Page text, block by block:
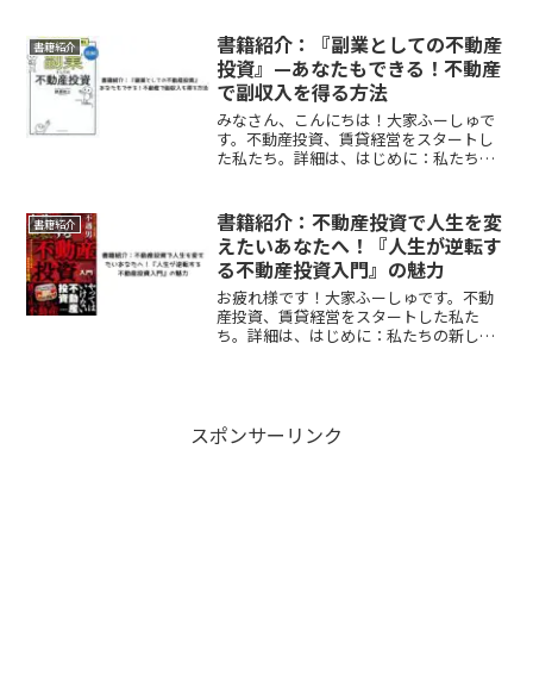
本からは本当にたくさんの学びを得るこ
とができます。しかも100...
書籍紹介
書籍紹介：『副業としての不動産
投資』—あなたもできる！不動産
で副収入を得る方法
みなさん、こんにちは！大家ふーしゅで
す。不動産投資、賃貸経営をスタートし
た私たち。詳細は、はじめに：私たちの
本からは本当にたくさんの学びを得るこ
とができます。しかも10...
書籍紹介
書籍紹介：不動産投資で人生を変
えたいあなたへ！『人生が逆転す
る不動産投資入門』の魅力
お疲れ様です！大家ふーしゅです。不動
産投資、賃貸経営をスタートした私た
ち。詳細は、はじめに：私たちの新しい
スポンサーリンク